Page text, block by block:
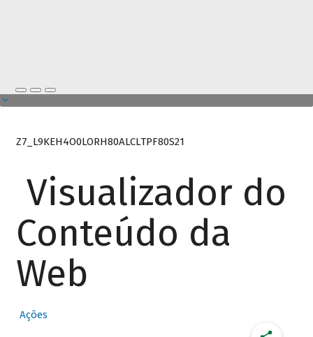
Z7_L9KEH4O0LORH80ALCLTPF80S21
Visualizador do
Conteúdo da
Web
Ações